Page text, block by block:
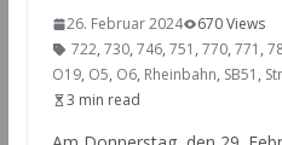
26. Februar 2024
670 Views
722, 730, 746, 751 , 770, 771 ,
O19, O5, O6, Rheinbahn, SB51 ,
3 min read